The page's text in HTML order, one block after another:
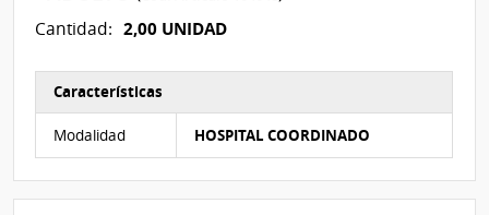
Cantidad: 2,00 UNIDAD
Características
Modalidad HOSPITAL COORDINADO